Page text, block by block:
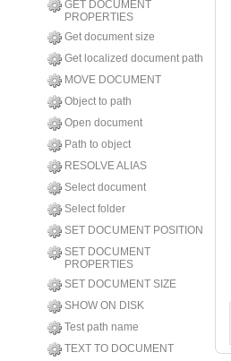
GET DOCUMENT
PROPERTIES
Get document size
Get localized document path
MOVE DOCUMENT
Object to path
Open document
Path to object
RESOLVE ALIAS
Select document
Select folder
SET DOCUMENT POSITION
SET DOCUMENT
PROPERTIES
SET DOCUMENT SIZE
SHOW ON DISK
Test path name
TEXT TO DOCUMENT